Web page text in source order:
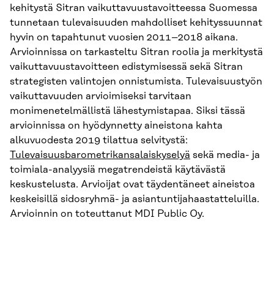
kehitystä Sitran vaikuttavuustavoitteessa Suomessa
tunnetaan tulevaisuuden mahdolliset kehityssuunnat
hyvin on tapahtunut vuosien 2011–2018 aikana.
Arvioinnissa on tarkasteltu Sitran roolia ja merkitystä
vaikuttavuustavoitteen edistymisessä sekä Sitran
strategisten valintojen onnistumista. Tulevaisuustyön
vaikuttavuuden arvioimiseksi tarvitaan
monimenetelmällistä lähestymistapaa. Siksi tässä
arvioinnissa on hyödynnetty aineistona kahta
alkuvuodesta 2019 tilattua selvitystä:
Tulevaisuusbarometrikansalaiskyselyä sekä media- ja
toimiala-analyysiä megatrendeistä käytävästä
keskustelusta. Arvioijat ovat täydentäneet aineistoa
keskeisillä sidosryhmä- ja asiantuntijahaastatteluilla.
Arvioinnin on toteuttanut MDI Public Oy.